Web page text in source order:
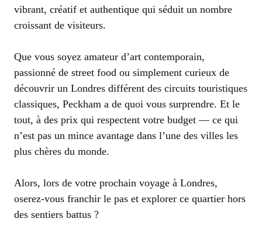
vibrant, créatif et authentique qui séduit un nombre
croissant de visiteurs.
Que vous soyez amateur d’art contemporain,
passionné de street food ou simplement curieux de
découvrir un Londres différent des circuits touristiques
classiques, Peckham a de quoi vous surprendre. Et le
tout, à des prix qui respectent votre budget — ce qui
n’est pas un mince avantage dans l’une des villes les
plus chères du monde.
Alors, lors de votre prochain voyage à Londres,
oserez-vous franchir le pas et explorer ce quartier hors
des sentiers battus ?